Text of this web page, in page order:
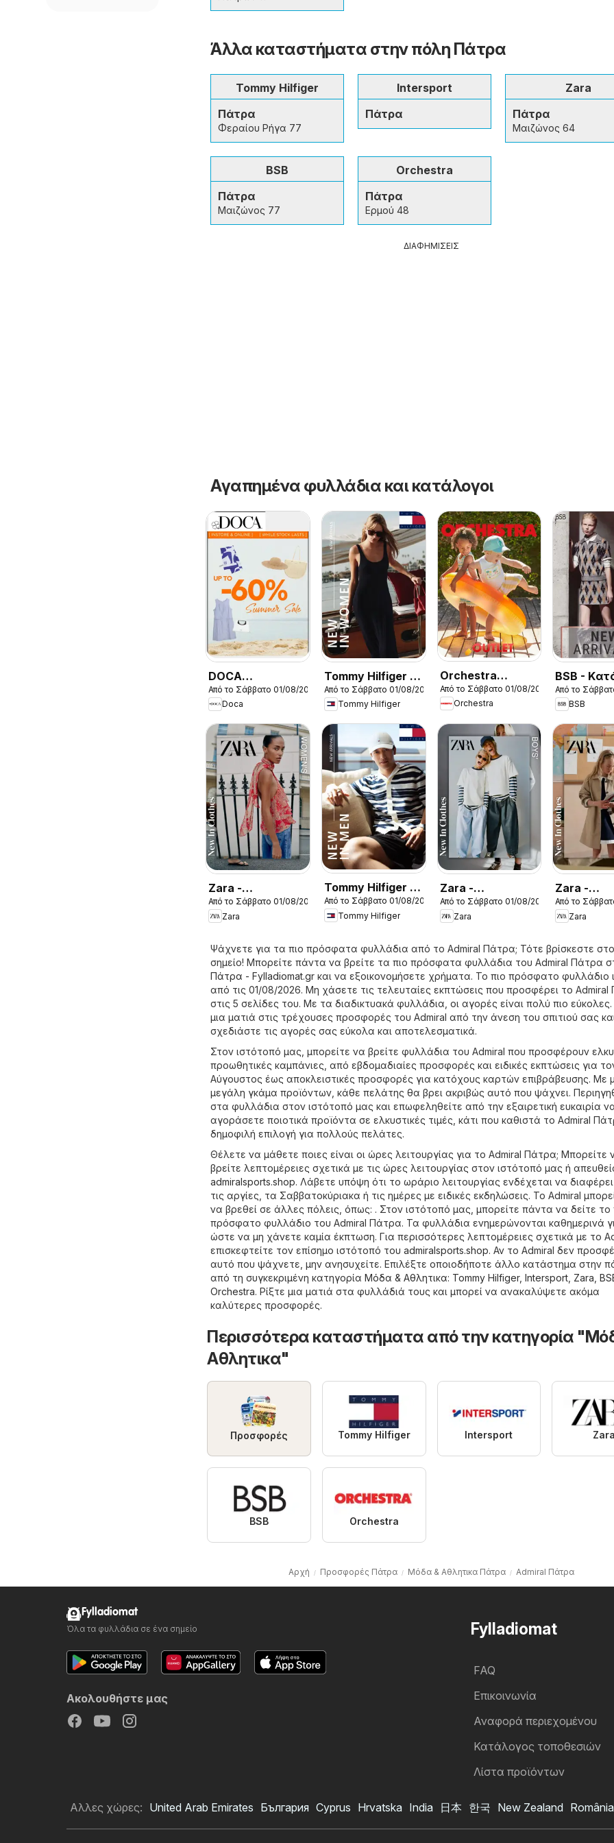
Άλλα καταστήματα στην πόλη Πάτρα
Tommy Hilfiger
Πάτρα
Φεραίου Ρήγα 77
Intersport
Πάτρα
Zara
Πάτρα
Μαιζώνος 64
BSB
Πάτρα
Μαιζώνος 77
Orchestra
Πάτρα
Ερμού 48
ΔΙΑΦΗΜΙΣΕΙΣ
Αγαπημένα φυλλάδια και κατάλογοι
DOCA
Kατάλογος
8/2026
Από το Σάββατο 01/08/2026
Doca
Tommy Hilfiger -
Kατάλογος
8/2026 New in
Women
Από το Σάββατο 01/08/2026
Tommy Hilfiger
Orchestra
Kατάλογος
8/2026
Από το Σάββατο 01/08/2026
Orchestra
BSB -
8/2026
Από το
BSB
Zara -
Kατάλογος
8/2026 women
Από το Σάββατο 01/08/2026
Zara
Tommy Hilfiger -
Kατάλογος
8/2026 New in
Από το Σάββατο 01/08/2026
Tommy Hilfiger
Zara -
Kατάλογος
8/2026 boys
Από το Σάββατο 01/08/2026
Zara
Zara -
8/2026
Από το
Zara
Ψάχνετε για τα πιο πρόσφατα φυλλάδια από το Admiral Πάτρα; Τότε βρίσκεστε
σημείο! Μπορείτε πάντα να βρείτε τα πιο πρόσφατα φυλλάδια του Admiral Πάτρα
Πάτρα - Fylladiomat.gr και να εξοικονομήσετε χρήματα. Το πιο πρόσφατο φυλλάδιο
από τις 01/08/2026. Μη χάσετε τις τελευταίες εκπτώσεις που προσφέρει το
στις 5 σελίδες του. Με τα διαδικτυακά φυλλάδια, οι αγορές είναι πολύ πιο εύκολες.
μια ματιά στις τρέχουσες προσφορές του Admiral από την άνεση του σπιτιού σας
σχεδιάστε τις αγορές σας εύκολα και αποτελεσματικά.
Στον ιστότοπό μας, μπορείτε να βρείτε φυλλάδια του Admiral που προσφέρουν
προωθητικές καμπάνιες, από εβδομαδιαίες προσφορές και ειδικές εκπτώσεις για
Αύγουστος έως αποκλειστικές προσφορές για κατόχους καρτών επιβράβευσης. Με
μεγάλη γκάμα προϊόντων, κάθε πελάτης θα βρει ακριβώς αυτό που ψάχνει.
στα φυλλάδια στον ιστότοπό μας και επωφεληθείτε από την εξαιρετική ευκαιρία
αγοράσετε ποιοτικά προϊόντα σε ελκυστικές τιμές, κάτι που καθιστά το Admiral
δημοφιλή επιλογή για πολλούς πελάτες.
Θέλετε να μάθετε ποιες είναι οι ώρες λειτουργίας για το Admiral Πάτρα; Μπορείτε
βρείτε λεπτομέρειες σχετικά με τις ώρες λειτουργίας στον ιστότοπό μας ή
admiralsports.shop. Λάβετε υπόψη ότι το ωράριο λειτουργίας ενδέχεται να
τις αργίες, τα Σαββατοκύριακα ή τις ημέρες με ειδικές εκδηλώσεις. Το Admiral
να βρεθεί σε άλλες πόλεις, όπως: . Στον ιστότοπό μας, μπορείτε πάντα να δείτε το
πρόσφατο φυλλάδιο του Admiral Πάτρα. Τα φυλλάδια ενημερώνονται καθημερινά
ώστε να μη χάνετε καμία έκπτωση. Για περισσότερες λεπτομέρειες σχετικά με το
επισκεφτείτε τον επίσημο ιστότοπό του admiralsports.shop. Αν το Admiral δεν
αυτό που ψάχνετε, μην ανησυχείτε. Επιλέξτε οποιοδήποτε άλλο κατάστημα στην
από τη συγκεκριμένη κατηγορία Μόδα & Aθλητικα: Tommy Hilfiger, Intersport Zara
Orchestra. Ρίξτε μια ματιά στα φυλλάδιά τους και μπορεί να ανακαλύψετε ακόμα
καλύτερες προσφορές.
Περισσότερα καταστήματα από την κατηγορία
Aθλητικα"
Προσφορές Tommy Hilfiger Intersport Zara
BSB Orchestra
Αρχή Προσφορές Πάτρα Μόδα & Aθλητικα Πάτρα Admiral Πάτρα
Fylladiomat
FAQ
Επικοινωνία
Αναφορά περιεχομένου
Κατάλογος τοποθεσιών
Λίστα προϊόντων
Fylladiomat
Όλα τα φυλλάδια σε ένα σημείο
Ακολουθήστε μας
Αλλες χώρες: United Arab Emirates България Cyprus Hrvatska India 日本 한국 New Zealand România